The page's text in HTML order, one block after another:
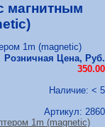
магнитным
Розничная Цена, Руб.
350.00
Наличие: < 5
Артикул: 2860